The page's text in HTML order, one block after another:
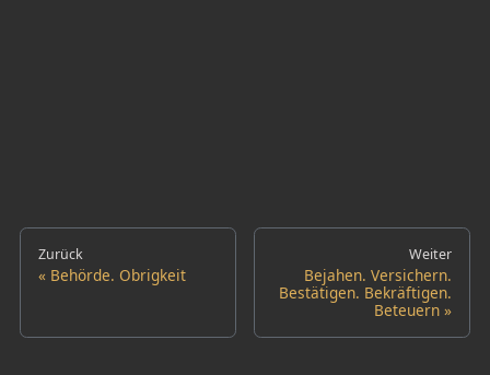
Zurück
Behörde. Obrigkeit
Weiter
Bejahen. Versichern.
Bestätigen. Bekräftigen.
Beteuern